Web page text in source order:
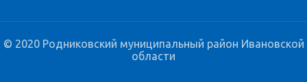
© 2020 Родниковский муниципальный район Ивановской
области